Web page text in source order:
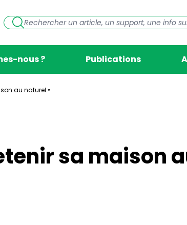
nous ? Publications
au naturel »
sa maison